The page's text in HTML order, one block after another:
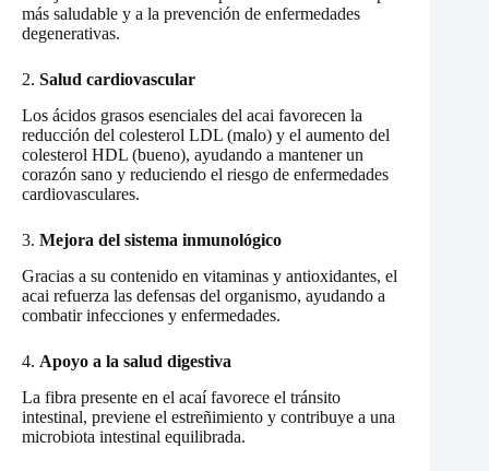
más saludable y a la prevención de enfermedades
degenerativas.
2. Salud cardiovascular
Los ácidos grasos esenciales del acai favorecen la
reducción del colesterol LDL (malo) y el aumento del
colesterol HDL (bueno), ayudando a mantener un
corazón sano y reduciendo el riesgo de enfermedades
cardiovasculares.
3. Mejora del sistema inmunológico
Gracias a su contenido en vitaminas y antioxidantes, el
acai refuerza las defensas del organismo, ayudando a
combatir infecciones y enfermedades.
4. Apoyo a la salud digestiva
La fibra presente en el acaí favorece el tránsito
intestinal, previene el estreñimiento y contribuye a una
microbiota intestinal equilibrada.